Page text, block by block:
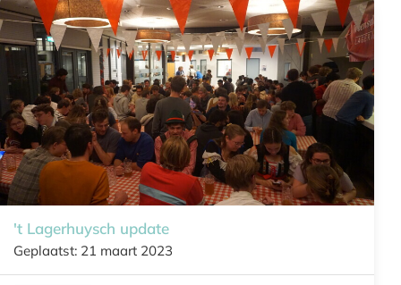
't Lagerhuysch update
Geplaatst: 21 maart 2023